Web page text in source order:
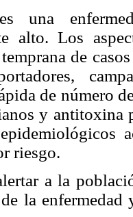
una
alto. Los
de
de número
y antitoxina
riesgo.
a la
la